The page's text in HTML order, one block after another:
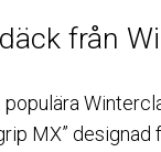
från
MX” designad